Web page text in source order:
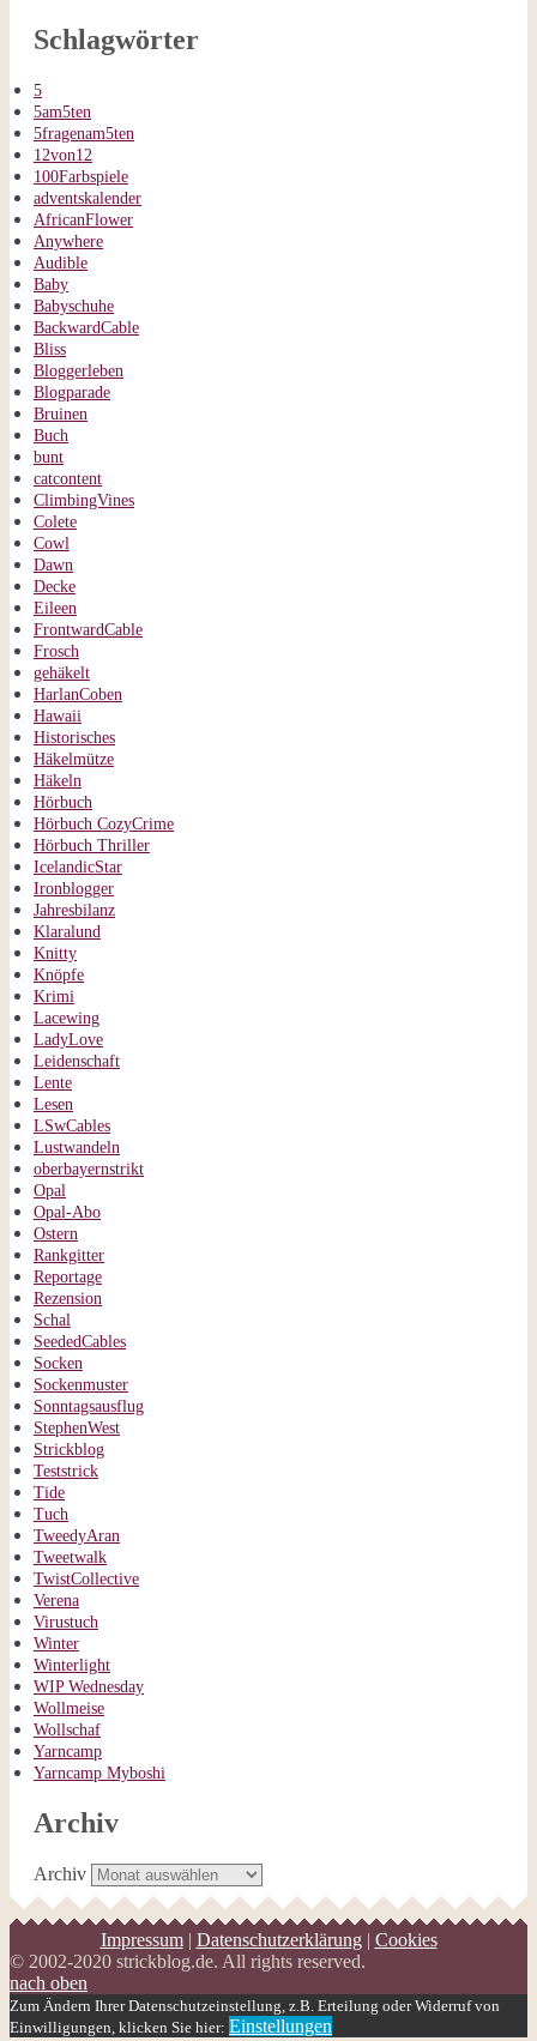
Schlagwörter
5
5am5ten
5fragenam5ten
12von12
100Farbspiele
adventskalender
AfricanFlower
Anywhere
Audible
Baby
Babyschuhe
BackwardCable
Bliss
Bloggerleben
Blogparade
Bruinen
Buch
bunt
catcontent
ClimbingVines
Colete
Cowl
Dawn
Decke
Eileen
FrontwardCable
Frosch
gehäkelt
HarlanCoben
Hawaii
Historisches
Häkelmütze
Häkeln
Hörbuch
Hörbuch CozyCrime
Hörbuch Thriller
IcelandicStar
Ironblogger
Jahresbilanz
Klaralund
Knitty
Knöpfe
Krimi
Lacewing
LadyLove
Leidenschaft
Lente
Lesen
LSwCables
Lustwandeln
oberbayernstrikt
Opal
Opal-Abo
Ostern
Rankgitter
Reportage
Rezension
Schal
SeededCables
Socken
Sockenmuster
Sonntagsausflug
StephenWest
Strickblog
Teststrick
Tide
Tuch
TweedyAran
Tweetwalk
TwistCollective
Verena
Virustuch
Winter
Winterlight
WIP Wednesday
Wollmeise
Wollschaf
Yarncamp
Yarncamp Myboshi
Archiv
Archiv
Impressum| Datenschutzerklärung| Cookies
© 2002-2020 strickblog.de. All rights reserved.
nach oben
Zum Ändern Ihrer Datenschutzeinstellung, z.B. Erteilung oder Widerruf von
Einwilligungen, klicken Sie hier: Einstellungen